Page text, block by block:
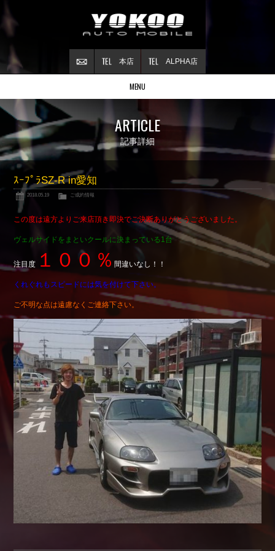
ALPHA店
本店
MENU
Stock list
在庫情報
Contract
ご成約情報
About NSX
NSXについて
Reflesh Plan
整備・修理・
Trade in
買取査定
Blog
店舗紹介
Company
ARTICLE
記事詳細
ｽｰﾌﾟﾗSZ-R in愛知
2018.05.19 ご成約情報
この度は遠方よりご来店頂き即決でご決断ありがとうございました。
ヴェルサイドをまといクールに決まっている1台
注目度 １００％間違いなし！！
くれぐれもスピードには気を付けて下さい。
ご不明な点は遠慮なくご連絡下さい。